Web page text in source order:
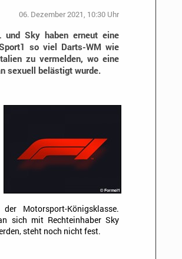
06. Dezember 2021, 10:30 Uhr
und Sky haben erneut eine
so viel Darts-WM wie
zu vermelden, wo eine
sexuell belästigt wurde.
Motorsport-Königsklasse.
sich mit Rechteinhaber Sky
steht noch nicht fest.